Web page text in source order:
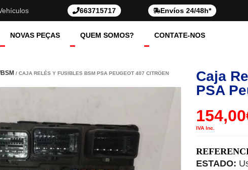
663715717 Envíos 24/48h*
NOVAS PEÇAS QUEM SOMOS? CONTATE-NOS
/ CAJA RELÉS Y FUSIBLES BSM PSA PEUGEOT 407 CITRÖEN
Caja
PSA
154,00
IVA Inc.
ESTADO: